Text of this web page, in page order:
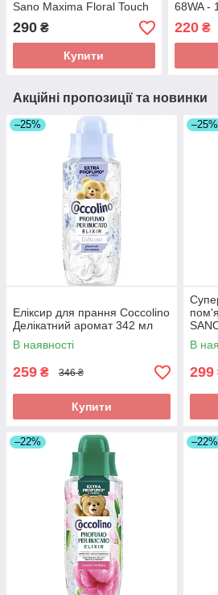
Sano Maxima Floral Touch
1л
290 ₴
Купити
68WA -
220₴
Акційні пропозиції та новинки
–25%
Еліксир для прання Coccolino
Делікатний аромат 342 мл
В наявності
259 ₴ 346 ₴
Купити
–25%
В
299
–22% –22%